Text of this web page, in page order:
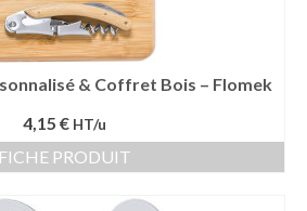
& Coffret Bois – Flomek
4,15 € HT/u
FICHE PRODUIT